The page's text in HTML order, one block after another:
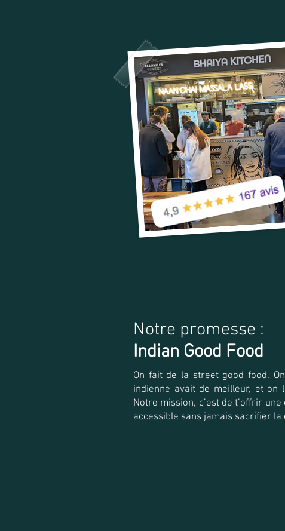
Notre promesse :
Indian Good Food
On fait de la street good food.
indienne avait de meilleur, et on
Notre mission, c’est de t’offrir
accessible sans jamais sacrifier la